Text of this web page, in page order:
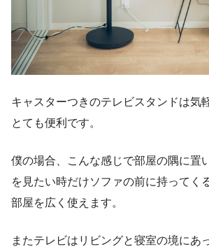
キャスターつきのテレビスタンドは気
とても便利です。
僕の場合、こんな感じで部屋の隅に置
を見たい時だけソファの前に持ってく
部屋を広く使えます。
またテレビはリビングと寝室の境にあ